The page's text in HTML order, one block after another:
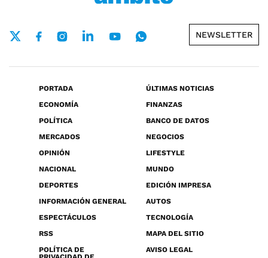
NEWSLETTER
PORTADA
ÚLTIMAS NOTICIAS
ECONOMÍA
FINANZAS
POLÍTICA
BANCO DE DATOS
MERCADOS
NEGOCIOS
OPINIÓN
LIFESTYLE
NACIONAL
MUNDO
DEPORTES
EDICIÓN IMPRESA
INFORMACIÓN GENERAL
AUTOS
ESPECTÁCULOS
TECNOLOGÍA
RSS
MAPA DEL SITIO
POLÍTICA DE
AVISO LEGAL